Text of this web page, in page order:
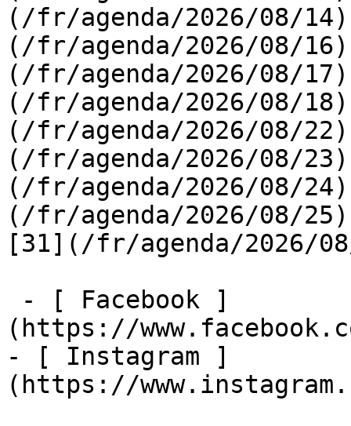
(/fr/agenda/2026/08/
(/fr/agenda/2026/08/
(/fr/agenda/2026/08/
(/fr/agenda/2026/08/
(/fr/agenda/2026/08/
(/fr/agenda/2026/08/
(/fr/agenda/2026/08/
(/fr/agenda/2026/08/
[31](/fr/agenda/
(https://
- [ Instagram ]
(https://